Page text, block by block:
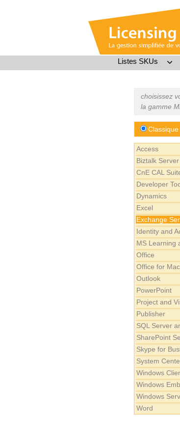
Listes SKUs
choisissez
la gamme
Classique
Access
Biztalk Server
CnE CAL
Developer
Dynamics
Excel
Exchange
Identity and
MS Learning
Office
Office for Mac
Outlook
PowerPoint
Project and
Publisher
SQL Server
SharePoint
Skype for
System
Windows
Windows
Windows
Word